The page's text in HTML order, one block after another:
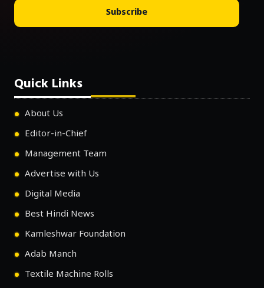
Subscribe
Quick Links
About Us
Editor-in-Chief
Management Team
Advertise with Us
Digital Media
Best Hindi News
Kamleshwar Foundation
Adab Manch
Textile Machine Rolls